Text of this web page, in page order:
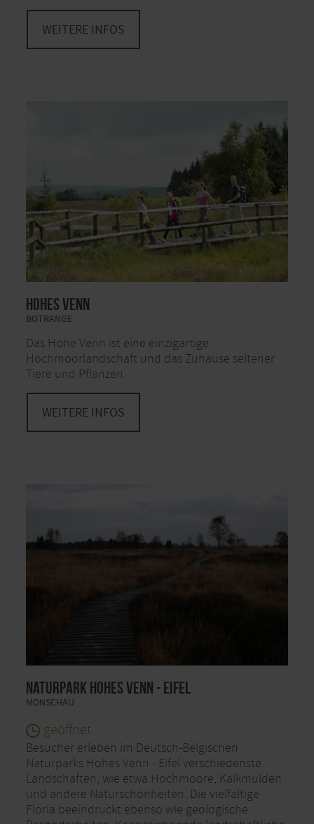
WEITERE INFOS
Hohes Venn
BOTRANGE
Das Hohe Venn ist eine einzigartige
Hochmoorlandschaft und das Zuhause seltener
Tiere und Pflanzen.
WEITERE INFOS
Naturpark Hohes Venn - Eifel
MONSCHAU
geöffnet
Besucher erleben im Deutsch-Belgischen
Naturparks Hohes Venn - Eifel verschiedenste
Landschaften, wie etwa Hochmoore, Kalkmulden
und andere Naturschönheiten. Die vielfältige
Floria beeindruckt ebenso wie geologische